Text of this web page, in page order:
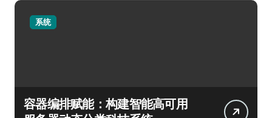
系统
容器编排赋能：构建智能高可用